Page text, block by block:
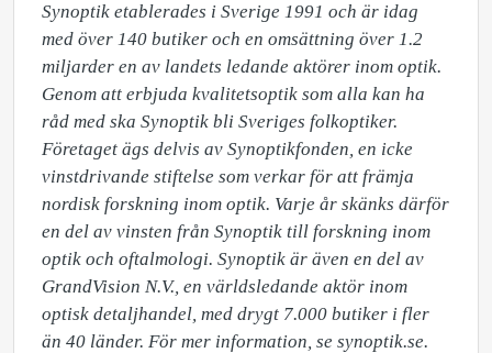
Synoptik etablerades i Sverige 1991 och är idag
med över 140 butiker och en omsättning över 1.2
miljarder en av landets ledande aktörer inom optik.
Genom att erbjuda kvalitetsoptik som alla kan ha
råd med ska Synoptik bli Sveriges folkoptiker.
Företaget ägs delvis av Synoptikfonden, en icke
vinstdrivande stiftelse som verkar för att främja
nordisk forskning inom optik. Varje år skänks därför
en del av vinsten från Synoptik till forskning inom
optik och oftalmologi. Synoptik är även en del av
GrandVision N.V., en världsledande aktör inom
optisk detaljhandel, med drygt 7.000 butiker i fler
än 40 länder. För mer information, se synoptik.se.